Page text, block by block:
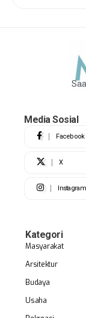
Media Sosial
Facebook
X
Instagram
Kategori
Masyarakat
Arsitektur
Budaya
Usaha